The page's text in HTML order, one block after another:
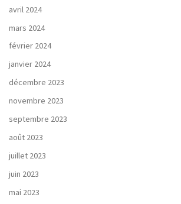
avril 2024
mars 2024
février 2024
janvier 2024
décembre 2023
novembre 2023
septembre 2023
août 2023
juillet 2023
juin 2023
mai 2023